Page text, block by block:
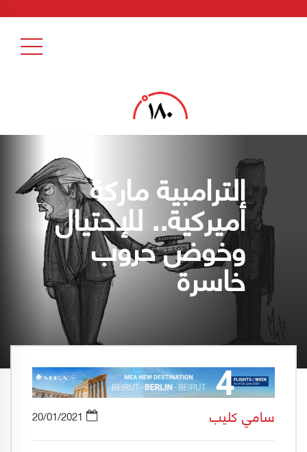
الترامبية ماركة
أميركية.. للإحتيال
وخوض حروب
خاسرة
سامي كليب 20/01/2021